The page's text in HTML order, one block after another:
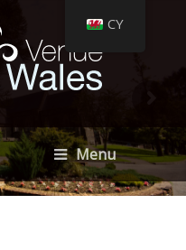
Menu
CY